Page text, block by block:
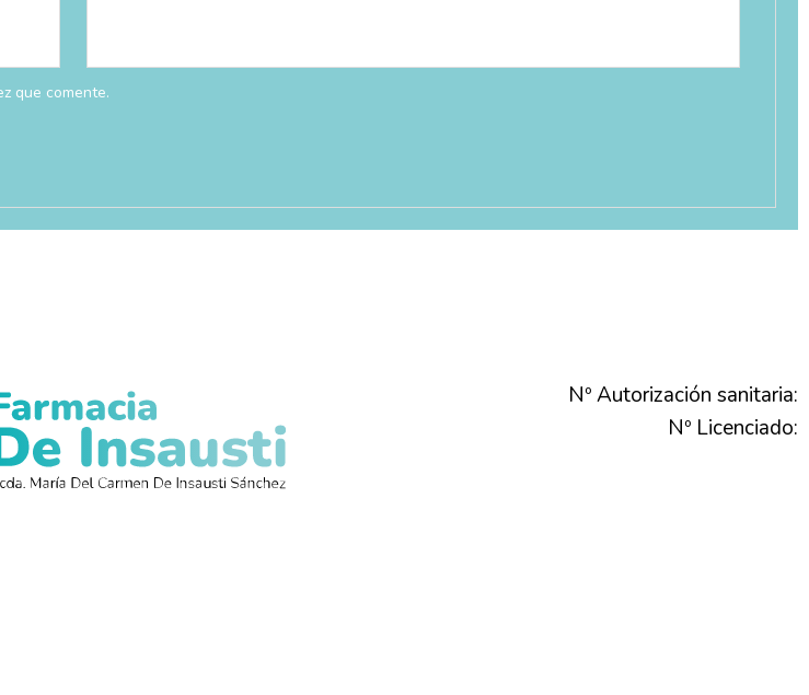
que comente.
Nº Autorización sanitaria:
Nº Licenciado: